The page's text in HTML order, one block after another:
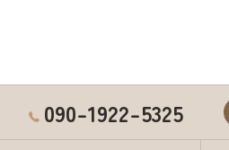
090-1922-5325